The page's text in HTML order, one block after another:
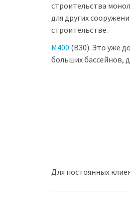
строительства
для других
строительстве.
М400 (В30). Это уже
больших бассейнов,
Для постоянных